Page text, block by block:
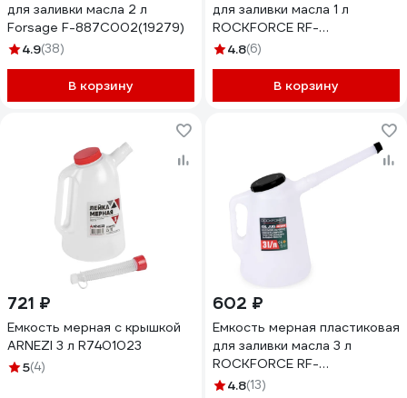
для заливки масла 2 л
Forsage F-887C002(19279)
4.9(38)
В корзину
для заливки масла 1 л
ROCKFORCE RF-
887C001(17039)
4.8(6)
В корзину
721 ₽
Емкость мерная с крышкой
ARNEZI 3 л R7401023
5(4)
602 ₽
Емкость мерная пластиковая
для заливки масла 3 л
ROCKFORCE RF-
887C003(17041)
4.8(13)